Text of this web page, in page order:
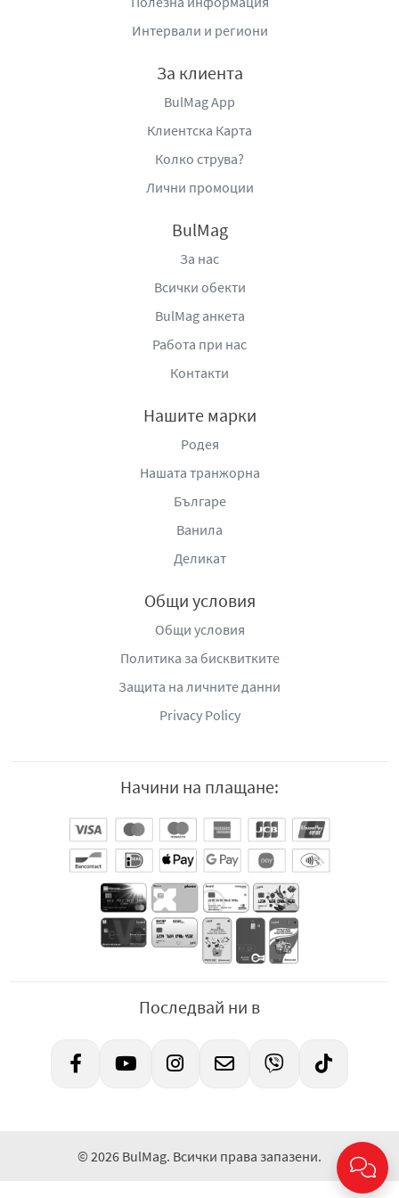
Да се пази от пряка слънчева светлина.
Да не се излага на температури, по-високи от 50 С.
искри, открит пламък и други източници на
Интервали и региони
За клиента
BulMag App
Клиентска Карта
Колко струва?
Лични промоции
BulMag
За нас
Всички обекти
BulMag анкета
Работа при нас
Контакти
Нашите марки
Родея
Нашата транжорна
Българе
Ванила
Деликат
Общи условия
Общи условия
Политика за бисквитките
Защита на личните данни
Privacy Policy
Начини на плащане:
Последвай ни в
© 2026 BulMag. Всички права запазени.